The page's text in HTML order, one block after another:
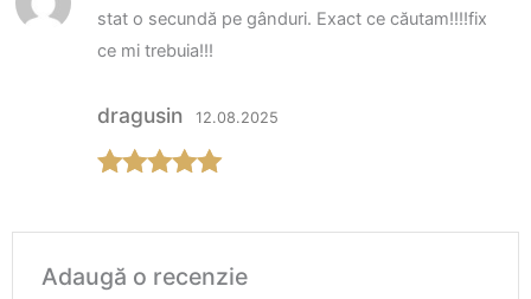
dragusin 12.08.2025
stat o secundă pe gânduri. Exact ce căutam!!!!fix
ce mi trebuia!!!
Adaugă o recenzie